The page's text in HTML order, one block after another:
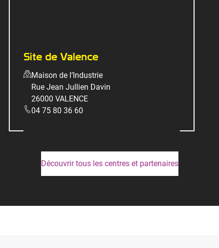
Site de Valence
Maison de l’Industrie
Rue Jean Jullien Davin
26000 VALENCE
04 75 80 36 60
Découvrir tous les centres et partenaires